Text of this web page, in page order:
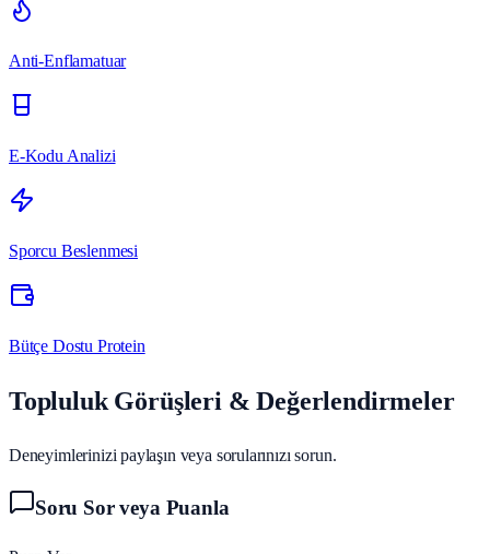
Anti-Enflamatuar
E-Kodu Analizi
Sporcu Beslenmesi
Bütçe Dostu Protein
Topluluk Görüşleri & Değerlendirmeler
Deneyimlerinizi paylaşın veya sorularınızı sorun.
Soru Sor veya Puanla